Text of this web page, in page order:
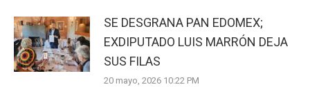
SE DESGRANA PAN EDOMEX;
EXDIPUTADO LUIS MARRÓN DEJA
SUS FILAS
20 mayo, 2026 10:22 PM